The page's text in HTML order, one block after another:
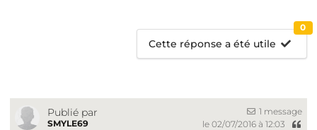
Cette réponse a été utile
0
Publié par
SMYLE69
1 message
le 02/07/2016 à 12:03